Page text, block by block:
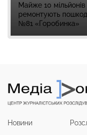
Майже 10
ремонтують
№81 «Горобинка»
Новини